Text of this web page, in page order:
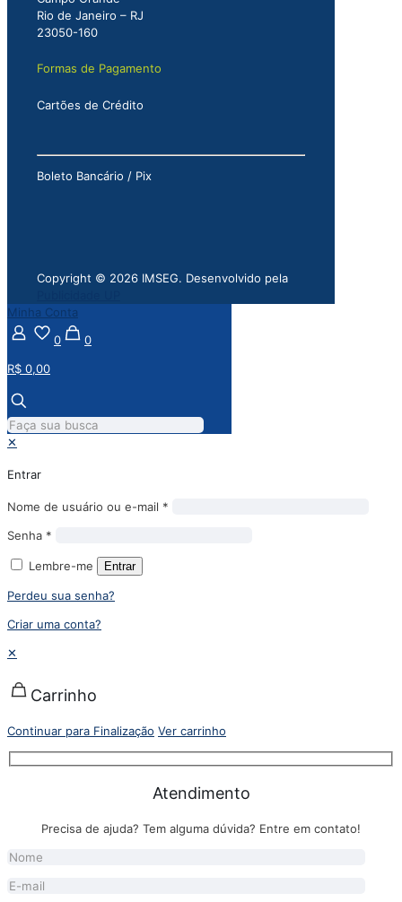
Rio de Janeiro – RJ
23050-160
Formas de Pagamento
Cartões de Crédito
Boleto Bancário / Pix
Copyright © 2026 IMSEG. Desenvolvido pela
Minha Conta
0
0
R$ 0,00
✕
Entrar
Nome de usuário ou e-mail *
Senha *
Lembre-me Entrar
Perdeu sua senha?
Criar uma conta?
✕
Carrinho
Continuar para Finalização Ver carrinho
Atendimento
Precisa de ajuda? Tem alguma dúvida? Entre em contato!